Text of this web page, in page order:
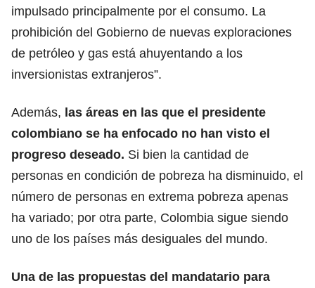
impulsado principalmente por el consumo. La
prohibición del Gobierno de nuevas exploraciones
de petróleo y gas está ahuyentando a los
inversionistas extranjeros”.
Además, las áreas en las que el presidente
colombiano se ha enfocado no han visto el
progreso deseado. Si bien la cantidad de
personas en condición de pobreza ha disminuido, el
número de personas en extrema pobreza apenas
ha variado; por otra parte, Colombia sigue siendo
uno de los países más desiguales del mundo.
Una de las propuestas del mandatario para